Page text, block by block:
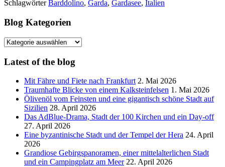
SchlagwörterBarddolino, Garda, Gardasee, Italien
Blog Kategorien
Blog
Latest of the blog
Mit Fähre und Fiete nach Frankfurt 2. Mai 2026
Traumhafte Blicke von einem Kalksteinfelsen 1. Mai 2026
Ölivenöl vom Feinsten und eine gigantisch schöne Stadt auf
Sizilien 28. April 2026
Das AdBlue-Drama, Stadt der 100 Kirchen und ein Day-off
27. April 2026
Eine byzantinische Stadt und der Tempel der Hera 24. April
2026
Grandiose Gebirgspanoramen, einer mittelalterlichen Stadt
und ein Campingplatz am Meer 22. April 2026